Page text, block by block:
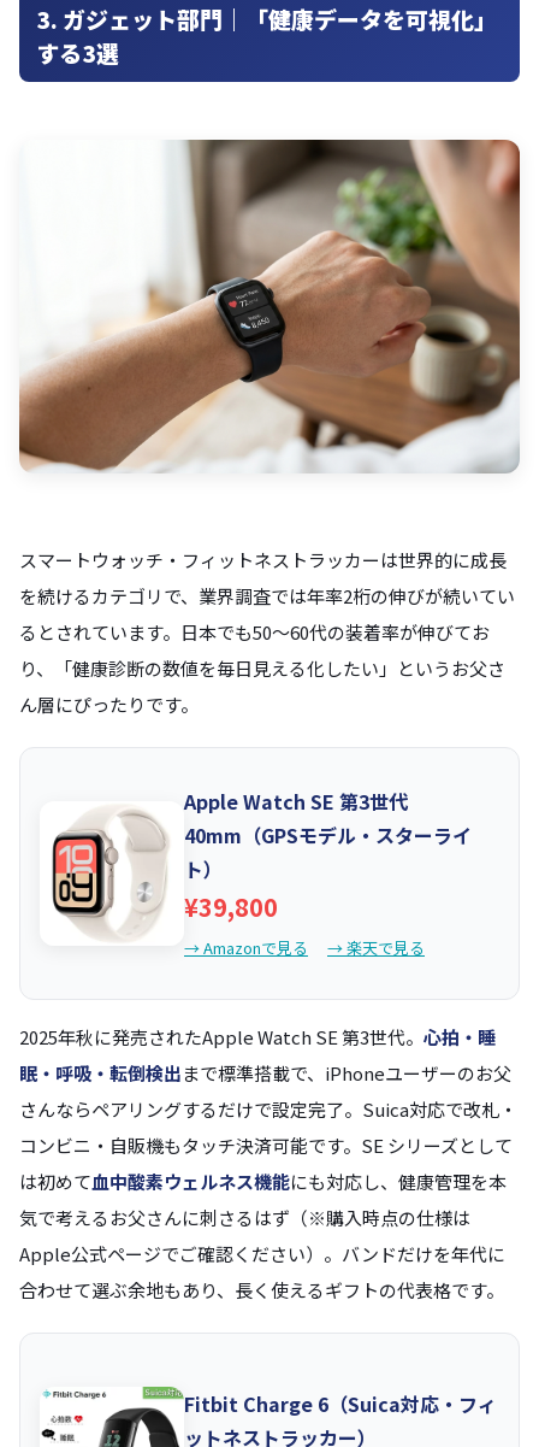
3. ガジェット部門｜「健康データを可視化」
する3選
スマートウォッチ・フィットネストラッカーは世界的に成長
を続けるカテゴリで、業界調査では年率2桁の伸びが続いてい
るとされています。日本でも50〜60代の装着率が伸びてお
り、「健康診断の数値を毎日見える化したい」というお父さ
ん層にぴったりです。
Apple Watch SE 第3世代
40mm（GPSモデル・スターライ
ト）
¥39,800
→ Amazonで見る → 楽天で見る
2025年秋に発売されたApple Watch SE 第3世代。 心拍・睡
眠・呼吸・転倒検出まで標準搭載で、iPhoneユーザーのお父
さんならペアリングするだけで設定完了。Suica対応で改札・
コンビニ・自販機もタッチ決済可能です。SE シリーズとして
は初めて血中酸素ウェルネス機能にも対応し、健康管理を本
気で考えるお父さんに刺さるはず（※購入時点の仕様は
Apple公式ページでご確認ください）。バンドだけを年代に
合わせて選ぶ余地もあり、長く使えるギフトの代表格です。
Fitbit Charge 6（Suica対応・フィ
ットネストラッカー）